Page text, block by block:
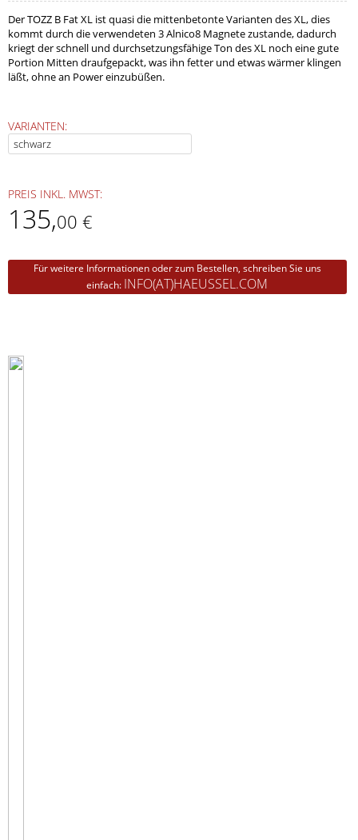
Der TOZZ B Fat XL ist quasi die mittenbetonte Varianten des XL, dies
kommt durch die verwendeten 3 Alnico8 Magnete zustande, dadurch
kriegt der schnell und durchsetzungsfähige Ton des XL noch eine gute
Portion Mitten draufgepackt, was ihn fetter und etwas wärmer klingen
läßt, ohne an Power einzubüßen.
VARIANTEN:
PREIS INKL. MWST:
135,00 €
Für weitere Informationen oder zum Bestellen, schreiben Sie uns
einfach: INFO(AT)HAEUSSEL.COM